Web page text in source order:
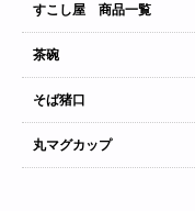
すこし屋 商品一覧
茶碗
そば猪口
丸マグカップ